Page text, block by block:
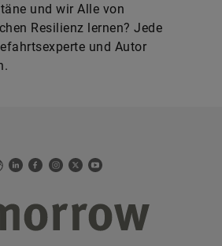
und wir Alle von
Resilienz lernen? Jede
und Autor
LinkedIn
Facebook
Instagram
X YouTube